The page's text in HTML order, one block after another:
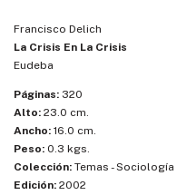
Francisco Delich
La Crisis En La Crisis
Eudeba
Páginas: 320
Alto: 23.0 cm.
Ancho: 16.0 cm.
Peso: 0.3 kgs.
Colección: Temas - Sociología
Edición: 2002